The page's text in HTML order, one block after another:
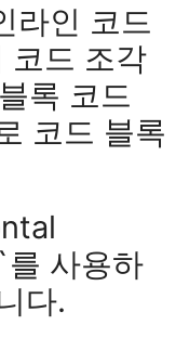
라인 코드
코드 조각
록 코드
코드 블록
사용하
다.